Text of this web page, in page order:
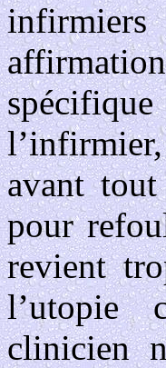
avant
pour
revient
l’utopie
clinicien